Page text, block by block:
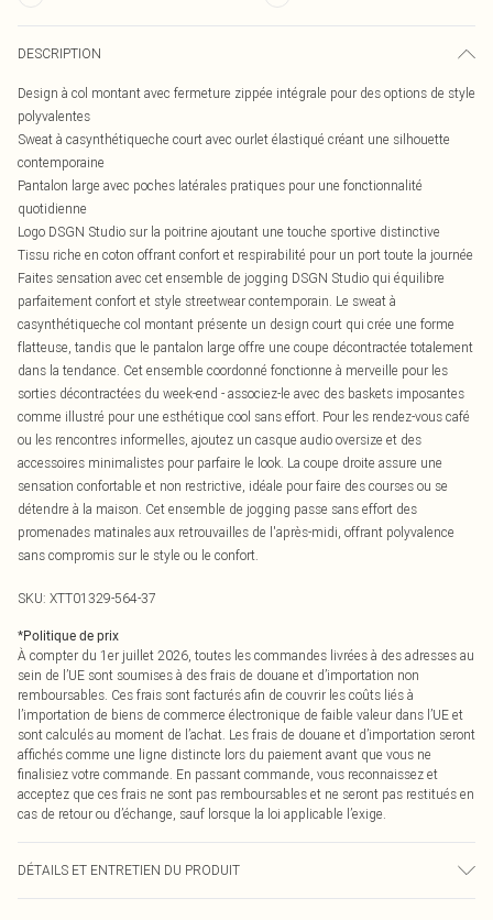
DESCRIPTION
Design à col montant avec fermeture zippée intégrale pour des options de style
polyvalentes
Sweat à casynthétiqueche court avec ourlet élastiqué créant une silhouette
contemporaine
Pantalon large avec poches latérales pratiques pour une fonctionnalité
quotidienne
Logo DSGN Studio sur la poitrine ajoutant une touche sportive distinctive
Tissu riche en coton offrant confort et respirabilité pour un port toute la journée
Faites sensation avec cet ensemble de jogging DSGN Studio qui équilibre
parfaitement confort et style streetwear contemporain. Le sweat à
casynthétiqueche col montant présente un design court qui crée une forme
flatteuse, tandis que le pantalon large offre une coupe décontractée totalement
dans la tendance. Cet ensemble coordonné fonctionne à merveille pour les
sorties décontractées du week-end - associez-le avec des baskets imposantes
comme illustré pour une esthétique cool sans effort. Pour les rendez-vous café
ou les rencontres informelles, ajoutez un casque audio oversize et des
accessoires minimalistes pour parfaire le look. La coupe droite assure une
sensation confortable et non restrictive, idéale pour faire des courses ou se
détendre à la maison. Cet ensemble de jogging passe sans effort des
promenades matinales aux retrouvailles de l'après-midi, offrant polyvalence
sans compromis sur le style ou le confort.
SKU: XTT01329-564-37
*Politique de prix
À compter du 1er juillet 2026, toutes les commandes livrées à des adresses au
sein de l’UE sont soumises à des frais de douane et d’importation non
remboursables. Ces frais sont facturés afin de couvrir les coûts liés à
l’importation de biens de commerce électronique de faible valeur dans l’UE et
sont calculés au moment de l’achat. Les frais de douane et d’importation seront
affichés comme une ligne distincte lors du paiement avant que vous ne
finalisiez votre commande. En passant commande, vous reconnaissez et
acceptez que ces frais ne sont pas remboursables et ne seront pas restitués en
cas de retour ou d’échange, sauf lorsque la loi applicable l’exige.
DÉTAILS ET ENTRETIEN DU PRODUIT